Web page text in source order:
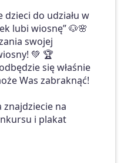
dzieci do udziału w
lubi wiosnę” 🐶🌸
swojej
💚 🏆
się właśnie
Was zabraknąć!
znajdziecie na
i plakat